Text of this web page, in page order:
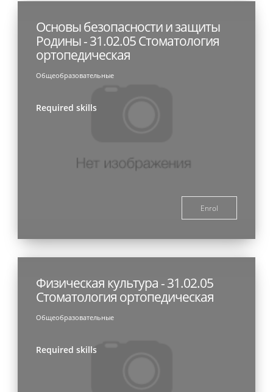
Основы безопасности и защиты
Родины - 31.02.05 Стоматология
ортопедическая
Общеобразовательные
Required skills
Enrol
Физическая культура - 31.02.05
Стоматология ортопедическая
Общеобразовательные
Required skills